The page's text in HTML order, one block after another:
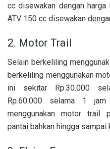
cc disewakan dengan harga
ATV 150 cc disewakan
2. Motor Trail
Selain berkeliling
berkeliling menggunakan
ini sekitar Rp.30.000
Rp.60.000 selama 1 jam
menggunakan motor trail
pantai bahkan hingga sampai